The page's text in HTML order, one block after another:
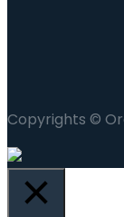
Copyrights ©